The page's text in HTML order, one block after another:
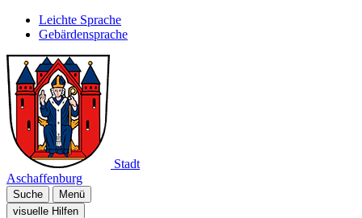
Leichte Sprache
Gebärdensprache
Stadt
Aschaffenburg
Suche
Menü
visuelle Hilfen